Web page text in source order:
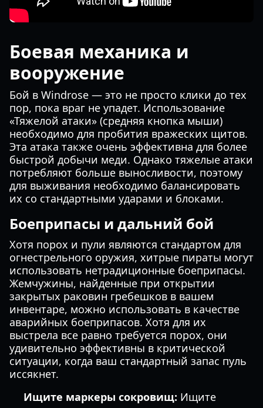
Боевая механика и
вооружение
Бой в Windrose — это не просто клики до тех
пор, пока враг не упадет. Использование
«Тяжелой атаки» (средняя кнопка мыши)
необходимо для пробития вражеских щитов.
Эта атака также очень эффективна для более
быстрой добычи меди. Однако тяжелые атаки
потребляют больше выносливости, поэтому
для выживания необходимо балансировать
их со стандартными ударами и блоками.
Боеприпасы и дальний бой
Хотя порох и пули являются стандартом для
огнестрельного оружия, хитрые пираты могут
использовать нетрадиционные боеприпасы.
Жемчужины, найденные при открытии
закрытых раковин гребешков в вашем
инвентаре, можно использовать в качестве
аварийных боеприпасов. Хотя для их
выстрела все равно требуется порох, они
удивительно эффективны в критической
ситуации, когда ваш стандартный запас пуль
иссякнет.
Ищите маркеры сокровищ: Ищите